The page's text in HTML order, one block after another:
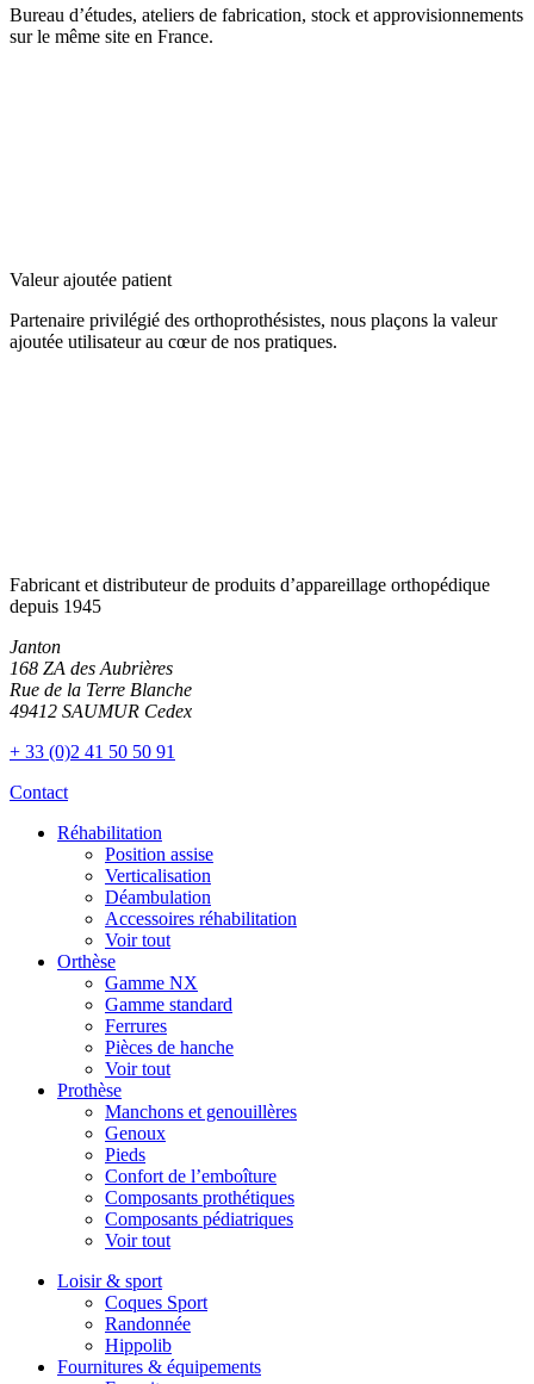
Bureau d’études, ateliers de fabrication, stock et approvisionnements
sur le même site en France.
Valeur ajoutée patient
Partenaire privilégié des orthoprothésistes, nous plaçons la valeur
ajoutée utilisateur au cœur de nos pratiques.
Fabricant et distributeur de produits d’appareillage orthopédique
depuis 1945
Janton
168 ZA des Aubrières
Rue de la Terre Blanche
49412 SAUMUR Cedex
+ 33 (0)2 41 50 50 91
Contact
Réhabilitation
Position assise
Verticalisation
Déambulation
Accessoires réhabilitation
Voir tout
Orthèse
Gamme NX
Gamme standard
Ferrures
Pièces de hanche
Voir tout
Prothèse
Manchons et genouillères
Genoux
Pieds
Confort de l’emboîture
Composants prothétiques
Composants pédiatriques
Voir tout
Loisir & sport
Coques Sport
Randonnée
Hippolib
Fournitures & équipements